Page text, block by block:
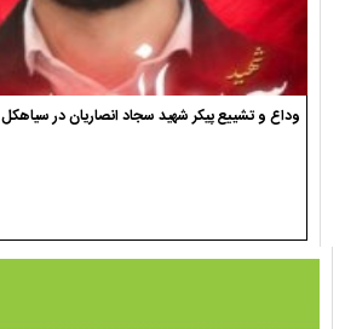
وداع و تشییع پیکر شهید سجاد انصاریان در سیاهکل